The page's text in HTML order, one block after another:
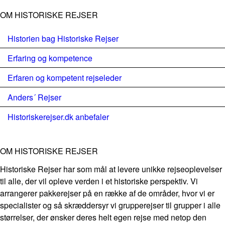
OM HISTORISKE REJSER
Historien bag Historiske Rejser
Erfaring og kompetence
Erfaren og kompetent rejseleder
Anders´ Rejser
Historiskerejser.dk anbefaler
OM HISTORISKE REJSER
Historiske Rejser har som mål at levere unikke rejseoplevelser
til alle, der vil opleve verden i et historiske perspektiv. Vi
arrangerer pakkerejser på en række af de områder, hvor vi er
specialister og så skræddersyr vi grupperejser til grupper i alle
størrelser, der ønsker deres helt egen rejse med netop den